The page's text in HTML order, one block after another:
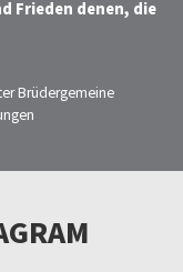
Frieden denen, die
Brüdergemeine